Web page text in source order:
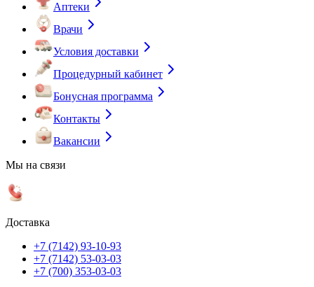
Аптеки
Врачи
Условия доставки
Процедурный кабинет
Бонусная программа
Контакты
Вакансии
Мы на связи
Доставка
+7 (7142) 93-10-93
+7 (7142) 53-03-03
+7 (700) 353-03-03